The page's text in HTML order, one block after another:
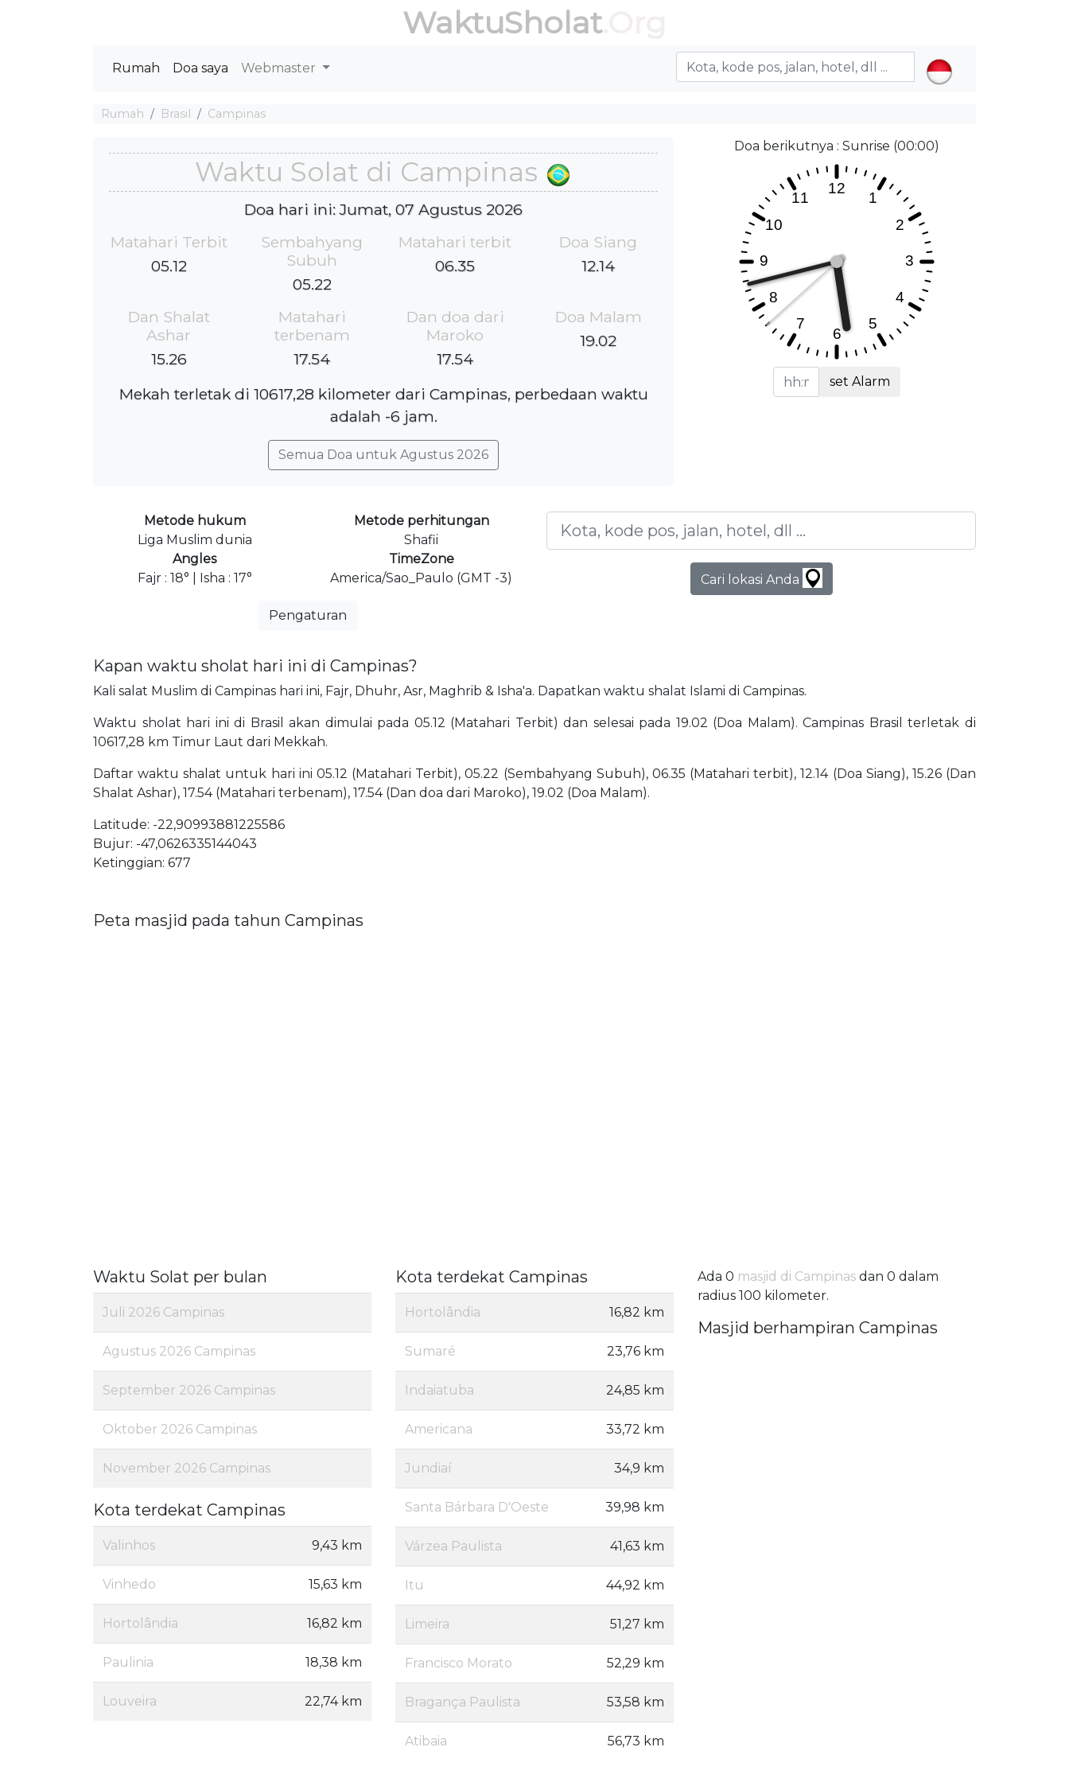
WaktuSholat.Org
Rumah Doa saya Webmaster
Rumah Brasil Campinas
Waktu Solat di Campinas
Doa hari ini: Jumat, 07 Agustus 2026
Matahari Terbit
05.12
Sembahyang
Subuh
05.22
Matahari terbit
06.35
Doa Siang
12.14
Dan Shalat
Ashar
15.26
Matahari
terbenam
17.54
Dan doa dari
Maroko
17.54
Doa Malam
19.02
Mekah terletak di 10617,28 kilometer dari Campinas, perbedaan waktu
adalah -6 jam.
Semua Doa untuk Agustus 2026
Doa berikutnya : Sunrise (00:00)
set Alarm
Metode hukum
Liga Muslim dunia
Metode perhitungan
Shafii
Angles
Fajr : 18° | Isha : 17°
TimeZone
America/Sao_Paulo (GMT -3)
Pengaturan
Cari lokasi Anda
Kapan waktu sholat hari ini di Campinas?
Kali salat Muslim di Campinas hari ini, Fajr, Dhuhr, Asr, Maghrib & Isha'a. Dapatkan waktu shalat Islami di Campinas.
Waktu sholat hari ini di Brasil akan dimulai pada 05.12 (Matahari Terbit) dan selesai pada 19.02 (Doa Malam). Campinas Brasil terletak di
10617,28 km Timur Laut dari Mekkah.
Daftar waktu shalat untuk hari ini 05.12 (Matahari Terbit), 05.22 (Sembahyang Subuh), 06.35 (Matahari terbit), 12.14 (Doa Siang), 15.26 (Dan
Shalat Ashar), 17.54 (Matahari terbenam), 17.54 (Dan doa dari Maroko), 19.02 (Doa Malam).
Latitude: -22,90993881225586
Bujur: -47,0626335144043
Ketinggian: 677
Peta masjid pada tahun Campinas
Waktu Solat per bulan
Juli 2026 Campinas
Agustus 2026 Campinas
September 2026 Campinas
Oktober 2026 Campinas
November 2026 Campinas
Kota terdekat Campinas
Valinhos 9,43 km
Vinhedo 15,63 km
Hortolândia 16,82 km
Paulinia 18,38 km
Louveira 22,74 km
Kota terdekat Campinas
Hortolândia 16,82 km
Sumaré 23,76 km
Indaiatuba 24,85 km
Americana 33,72 km
Jundiaí 34,9 km
Santa Bárbara D'Oeste 39,98 km
Várzea Paulista 41,63 km
Itu 44,92 km
Limeira 51,27 km
Francisco Morato 52,29 km
Bragança Paulista 53,58 km
Atibaia 56,73 km
Ada 0 masjid di Campinas dan 0 dalam
radius 100 kilometer.
Masjid berhampiran Campinas